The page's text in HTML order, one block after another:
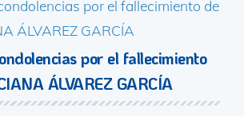
por el fallecimiento
ÁLVAREZ GARCÍA